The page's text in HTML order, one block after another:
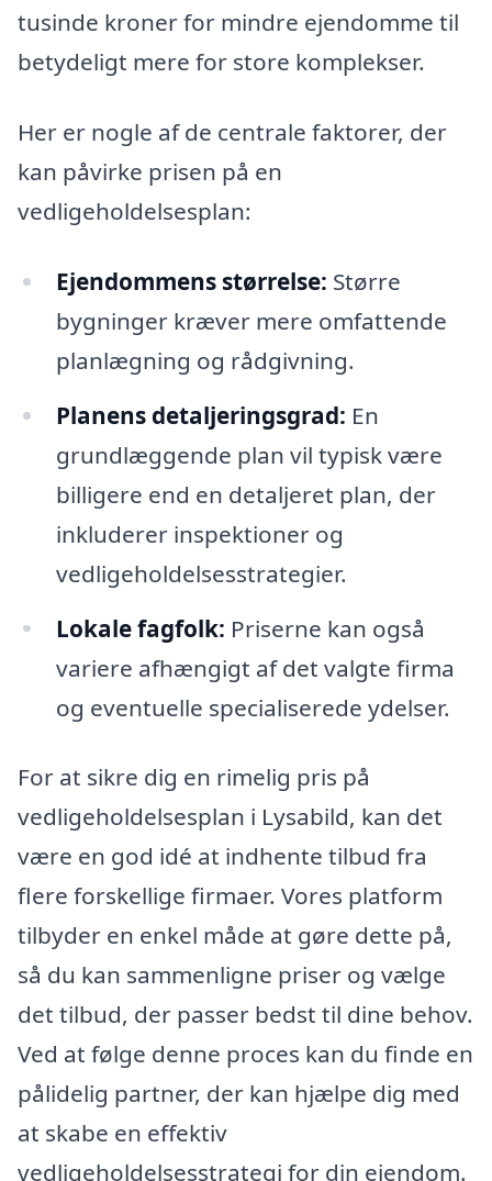
tusinde kroner for mindre ejendomme til
betydeligt mere for store komplekser.
Her er nogle af de centrale faktorer, der
kan påvirke prisen på en
vedligeholdelsesplan:
Ejendommens størrelse: Større
bygninger kræver mere omfattende
planlægning og rådgivning.
Planens detaljeringsgrad: En
grundlæggende plan vil typisk være
billigere end en detaljeret plan, der
inkluderer inspektioner og
vedligeholdelsesstrategier.
Lokale fagfolk: Priserne kan også
variere afhængigt af det valgte firma
og eventuelle specialiserede ydelser.
For at sikre dig en rimelig pris på
vedligeholdelsesplan i Lysabild, kan det
være en god idé at indhente tilbud fra
flere forskellige firmaer. Vores platform
tilbyder en enkel måde at gøre dette på,
så du kan sammenligne priser og vælge
det tilbud, der passer bedst til dine behov.
Ved at følge denne proces kan du finde en
pålidelig partner, der kan hjælpe dig med
at skabe en effektiv
vedligeholdelsesstrategi for din ejendom.